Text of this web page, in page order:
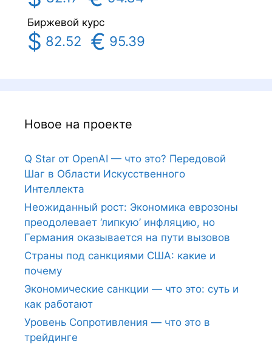
Биржевой курс
$ 82.52 € 95.39
Новое на проекте
Q Star от OpenAI — что это? Передовой
Шаг в Области Искусственного
Интеллекта
Неожиданный рост: Экономика еврозоны
преодолевает ‘липкую’ инфляцию, но
Германия оказывается на пути вызовов
Страны под санкциями США: какие и
почему
Экономические санкции — что это: суть и
как работают
Уровень Сопротивления — что это в
трейдинге